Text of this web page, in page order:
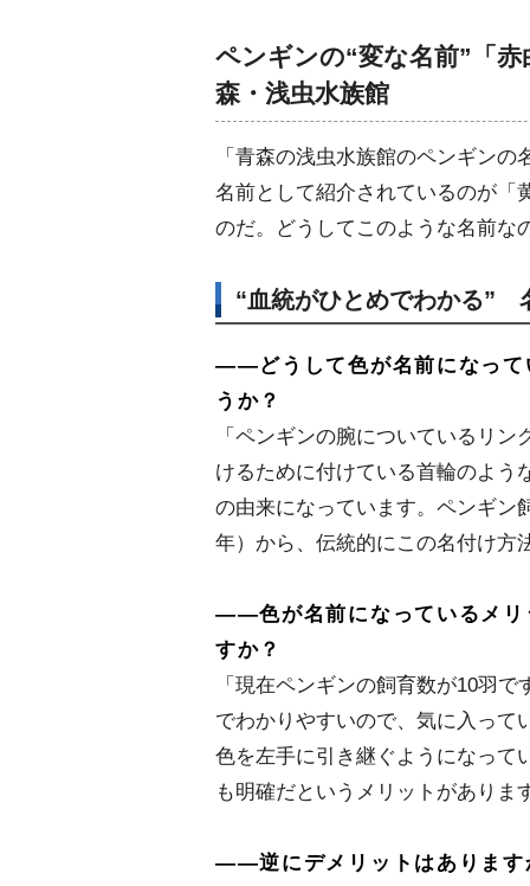
ペンギンの“変な名前”「
森・浅虫水族館
「青森の浅虫水族館のペンギン
名前として紹介されているのが「
のだ。どうしてこのような名前な
“血統がひとめでわかる”
――どうして色が名前になって
うか？
「ペンギンの腕についているリン
けるために付けている首輪のよう
の由来になっています。ペンギン
年）から、伝統的にこの名付け方
――色が名前になっているメリ
すか？
「現在ペンギンの飼育数が10羽で
でわかりやすいので、気に入って
色を左手に引き継ぐようになって
も明確だというメリットがありま
――逆にデメリットはあります